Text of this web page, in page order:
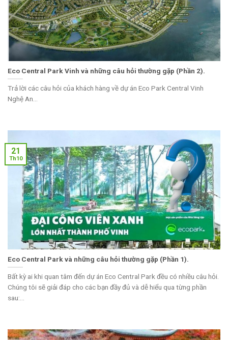
Eco Central Park Vinh và những câu hỏi thường gặp (Phần 2).
Trả lời các câu hỏi của khách hàng về dự án Eco Park Central Vinh
Nghệ An...
Eco Central Park và những câu hỏi thường gặp (Phần 1).
Bất kỳ ai khi quan tâm đến dự án Eco Central Park đều có nhiều câu hỏi.
Chúng tôi sẽ giải đáp cho các bạn đầy đủ và dễ hiểu qua từng phần
sau:...
21
Th10